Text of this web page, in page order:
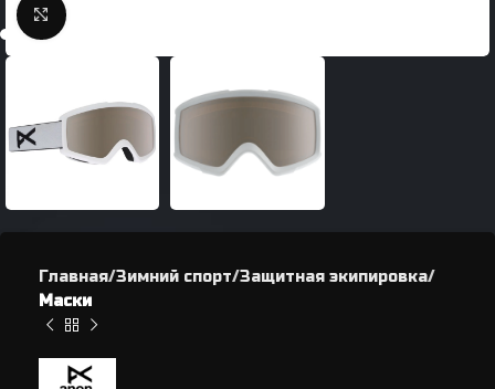
Нажмите, чтобы увеличить
Главная Зимний спорт Защитная экипировка
Маски